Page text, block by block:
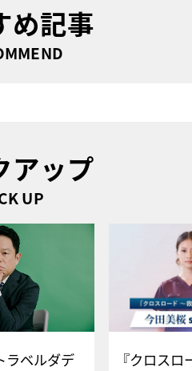
め記事
アップ
UP
ラベルダデ
『クロス